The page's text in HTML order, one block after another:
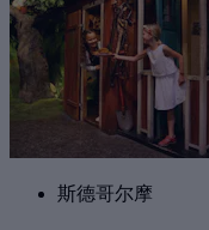
斯德哥尔摩